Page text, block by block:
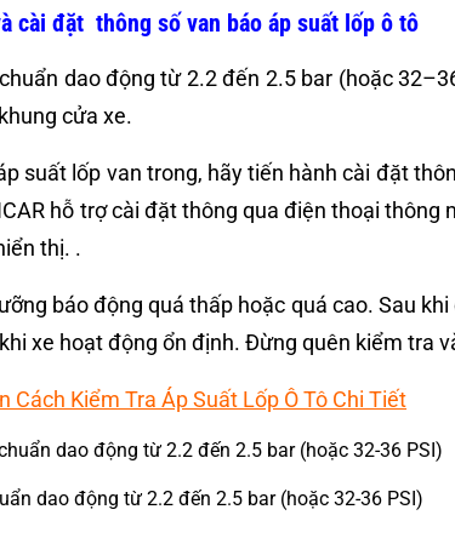
cài đặt thông số van báo áp suất lốp ô tô
dao động từ 2.2 đến 2.5 bar (hoặc
cửa xe.
suất lốp van trong, hãy tiến hành cài đặt
hỗ trợ cài đặt thông qua điện thoại
thị. .
báo động quá thấp hoặc quá cao. Sau
xe hoạt động ổn định. Đừng quên kiểm tra
Cách Kiểm Tra Áp Suất Lốp Ô Tô Chi Tiết
dao động từ 2.2 đến 2.5 bar (hoặc 32-36 PSI)